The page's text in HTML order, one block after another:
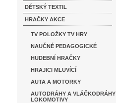
DĚTSKÝ TEXTIL
HRAČKY AKCE
TV POLOŽKY TV HRY
NAUČNÉ PEDAGOGICKÉ
HUDEBNÍ HRAČKY
HRAJICI MLUVÍCÍ
AUTA A MOTORKY
AUTODRÁHY A VLÁČKODRÁHY
LOKOMOTIVY